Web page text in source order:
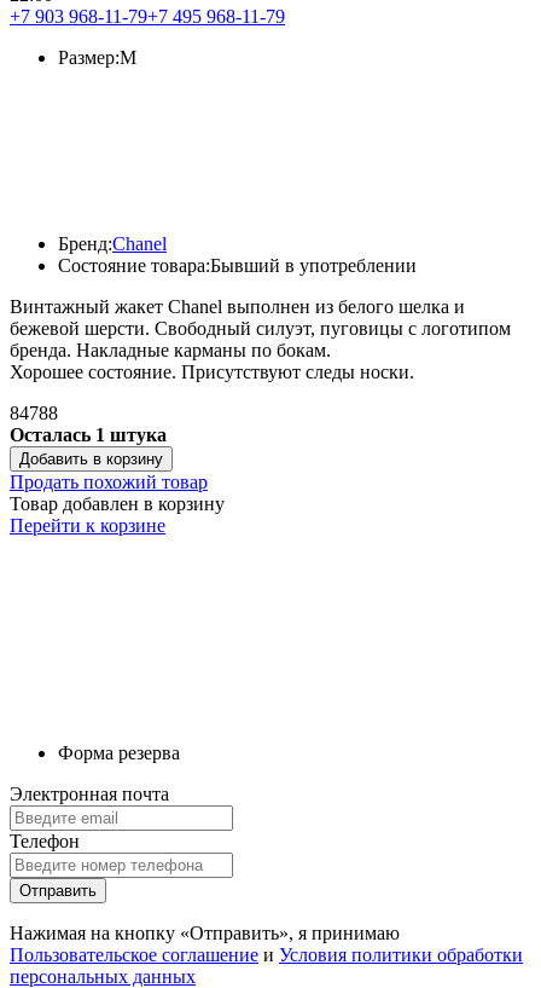
+7 903 968-11-79+7 495 968-11-79
Состояние товара:Бывший в употреблении
Бренд:Chanel
Размер:M
Винтажный жакет Chanel выполнен из белого шелка и
бежевой шерсти. Свободный силуэт, пуговицы с логотипом
бренда. Накладные карманы по бокам.
Хорошее состояние. Присутствуют следы носки.
84788
Осталась 1 штука
Добавить в корзину
Продать похожий товар
Товар добавлен в корзину
Перейти к корзине
Форма резерва
Электронная почта
Телефон
Отправить
Нажимая на кнопку «Отправить», я принимаю
Пользовательское соглашение и Условия политики обработки
персональных данных